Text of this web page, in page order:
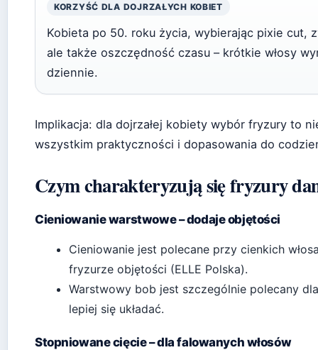
KORZYŚĆ DLA DOJRZAŁYCH KOBIET
Kobieta po 50. roku życia, wybierając pixie cut,
ale także oszczędność czasu – krótkie włosy
dziennie.
Implikacja: dla dojrzałej kobiety wybór fryzury to
wszystkim praktyczności i dopasowania do
Czym charakteryzują się fryzury
Cieniowanie warstwowe – dodaje objętości
Cieniowanie jest polecane przy cienkich
fryzurze objętości (ELLE Polska).
Warstwowy bob jest szczególnie polecany
lepiej się układać.
Stopniowane cięcie – dla falowanych włosów